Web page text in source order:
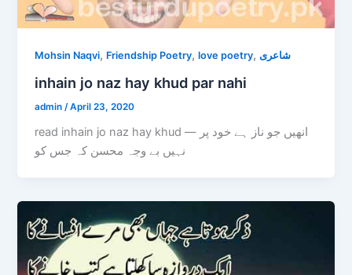
Mohsin Naqvi, Friendship Poetry,love poetry,شاعری
inhain jo naz hay khud par nahi
admin /April 23, 2020
read inhain jo naz hay khud — انھیں جو ناز ہے خود پر
نہیں بے وجہ محسن کہ جس کو